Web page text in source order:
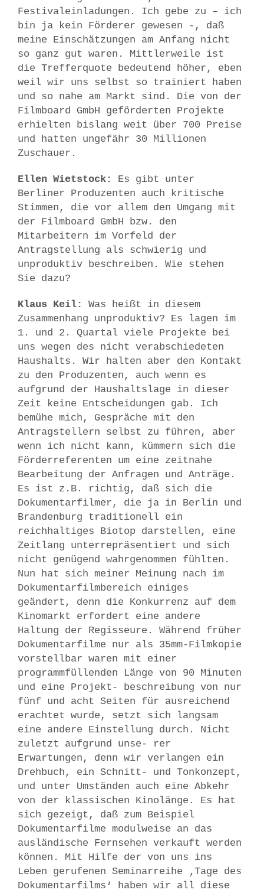
Festivaleinladungen. Ich gebe zu – ich
bin ja kein Förderer gewesen -, daß
meine Einschätzungen am Anfang nicht
so ganz gut waren. Mittlerweile ist
die Trefferquote bedeutend höher, eben
weil wir uns selbst so trainiert haben
und so nahe am Markt sind. Die von der
Filmboard GmbH geförderten Projekte
erhielten bislang weit über 700 Preise
und hatten ungefähr 30 Millionen
Zuschauer.
Ellen Wietstock:
Es gibt unter
Berliner Produzenten auch kritische
Stimmen, die vor allem den Umgang mit
der Filmboard GmbH bzw. den
Mitarbeitern im Vorfeld der
Antragstellung als schwierig und
unproduktiv beschreiben. Wie stehen
Sie dazu?
Klaus Keil: Was heißt in diesem
Zusammenhang unproduktiv? Es lagen im
1. und 2. Quartal viele Projekte bei
uns wegen des nicht verabschiedeten
Haushalts. Wir halten aber den Kontakt
zu den Produzenten, auch wenn es
aufgrund der Haushaltslage in dieser
Zeit keine Entscheidungen gab. Ich
bemühe mich, Gespräche mit den
Antragstellern selbst zu führen, aber
wenn ich nicht kann, kümmern sich die
Förderreferenten um eine zeitnahe
Bearbeitung der Anfragen und Anträge.
Es ist z.B. richtig, daß sich die
Dokumentarfilmer, die ja in Berlin und
Brandenburg traditionell ein
reichhaltiges Biotop darstellen, eine
Zeitlang unterrepräsentiert und sich
nicht genügend wahrgenommen fühlten.
Nun hat sich meiner Meinung nach im
Dokumentarfilmbereich einiges
geändert, denn die Konkurrenz auf dem
Kinomarkt erfordert eine andere
Haltung der Regisseure. Während früher
Dokumentarfilme nur als 35mm-Filmkopie
vorstellbar waren mit einer
programmfüllenden Länge von 90 Minuten
und eine Projekt- beschreibung von nur
fünf und acht Seiten für ausreichend
erachtet wurde, setzt sich langsam
eine andere Einstellung durch. Nicht
zuletzt aufgrund unse- rer
Erwartungen, denn wir verlangen ein
Drehbuch, ein Schnitt- und Tonkonzept,
und unter Umständen auch eine Abkehr
von der klassischen Kinolänge. Es hat
sich gezeigt, daß zum Beispiel
Dokumentarfilme modulweise an das
ausländische Fernsehen verkauft werden
können. Mit Hilfe der von uns ins
Leben gerufenen Seminarreihe ‚Tage des
Dokumentarfilms‘ haben wir all diese